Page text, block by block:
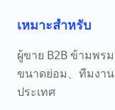
เหมาะสำหรับ
ผู้ขาย B2B ข้ามพร
ขนาดย่อม、ทีมงาน
ประเทศ